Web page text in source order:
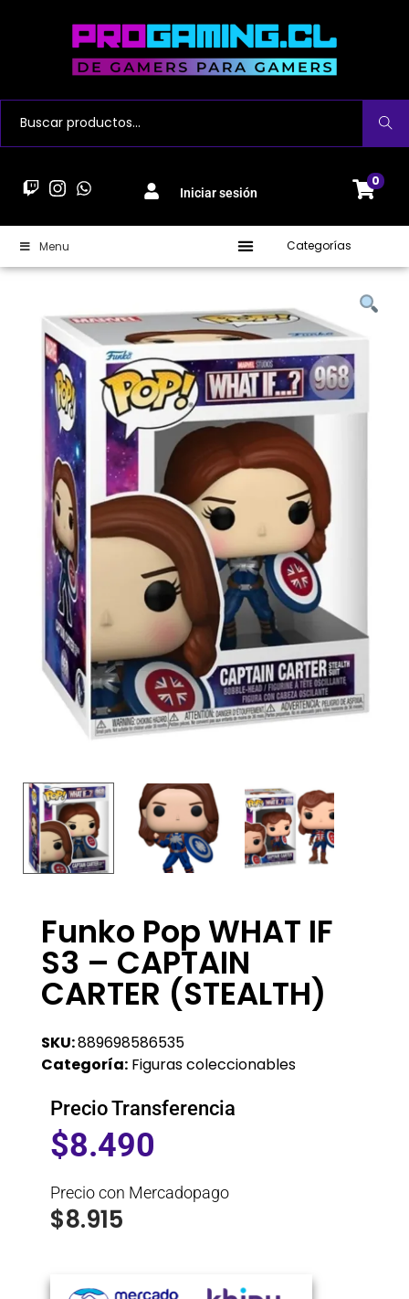
Buscar
Iniciar sesión
0
Menu Categorías
Funko Pop WHAT IF
S3 – CAPTAIN
CARTER (STEALTH)
SKU:889698586535
Categoría: Figuras coleccionables
Precio Transferencia
$8.490
Precio con Mercadopago
$8.915